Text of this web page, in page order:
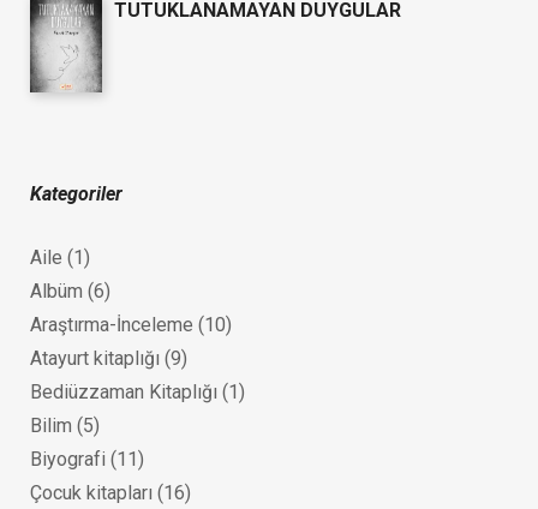
TUTUKLANAMAYAN DUYGULAR
Kategoriler
Aile (1)
Albüm (6)
Araştırma-İnceleme (10)
Atayurt kitaplığı (9)
Bediüzzaman Kitaplığı (1)
Bilim (5)
Biyografi (11)
Çocuk kitapları (16)